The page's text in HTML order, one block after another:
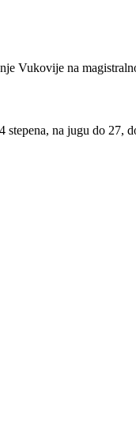
Vukovije na
na jugu do 27,